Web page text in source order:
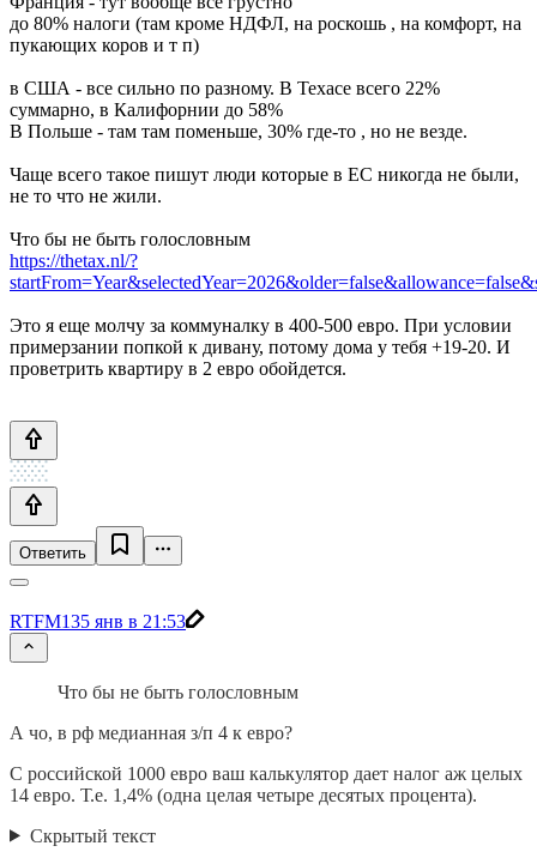
до 80% налоги (там кроме НДФЛ, на роскошь , на комфорт, на
пукающих коров и т п)
в США - все сильно по разному. В Техасе всего 22%
суммарно, в Калифорнии до 58%
В Польше - там там поменьше, 30% где-то , но не везде.
Чаще всего такое пишут люди которые в ЕС никогда не были,
не то что не жили.
Что бы не быть голословным
https://thetax.nl/?
Это я еще молчу за коммуналку в 400-500 евро. При условии
примерзании попкой к дивану, потому дома у тебя +19-20. И
проветрить квартиру в 2 евро обойдется.
Ответить
RTFM135 янв в 21:53
Что бы не быть голословным
А чо, в рф медианная з/п 4 к евро?
С российской 1000 евро ваш калькулятор дает налог аж целых
14 евро. Т.е. 1,4% (одна целая четыре десятых процента).
Скрытый текст